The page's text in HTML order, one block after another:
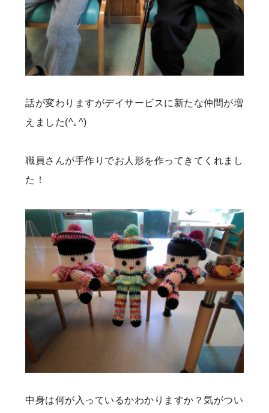
話が変わりますがデイサービスに新たな仲間が増
えました(^｡^)
職員さんが手作りでお人形を作ってきてくれまし
た！
中身は何が入っているかわかりますか？気がつい